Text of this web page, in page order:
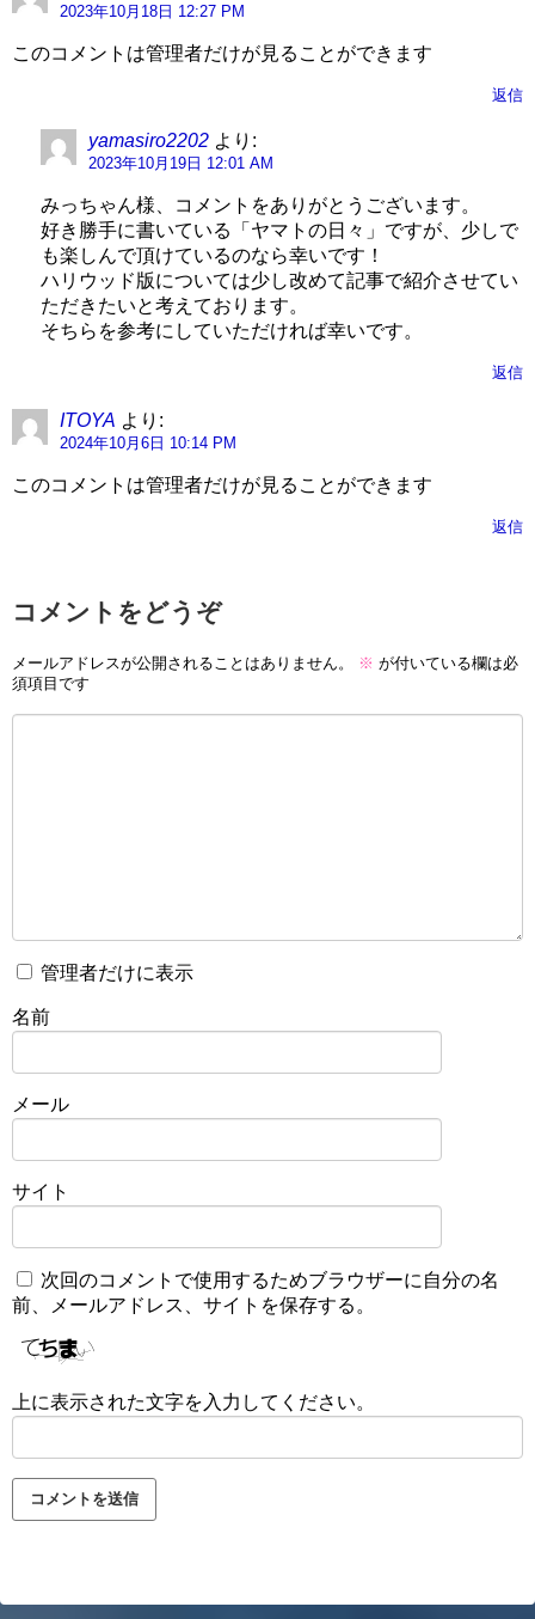
2023年10月18日 12:27 PM
このコメントは管理者だけが見ることができます
返信
yamasiro2202 より:
2023年10月19日 12:01 AM
みっちゃん様、コメントをありがとうございます。
好き勝手に書いている「ヤマトの日々」ですが、少しで
も楽しんで頂けているのなら幸いです！
ハリウッド版については少し改めて記事で紹介させてい
ただきたいと考えております。
そちらを参考にしていただければ幸いです。
返信
ITOYA より:
2024年10月6日 10:14 PM
このコメントは管理者だけが見ることができます
返信
コメントをどうぞ
メールアドレスが公開されることはありません。 ※ が付いている欄は必
須項目です
管理者だけに表示
名前
メール
サイト
次回のコメントで使用するためブラウザーに自分の名
前、メールアドレス、サイトを保存する。
上に表示された文字を入力してください。